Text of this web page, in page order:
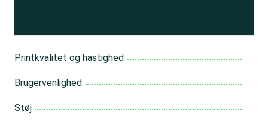
Printkvalitet og hastighed
Brugervenlighed
Støj